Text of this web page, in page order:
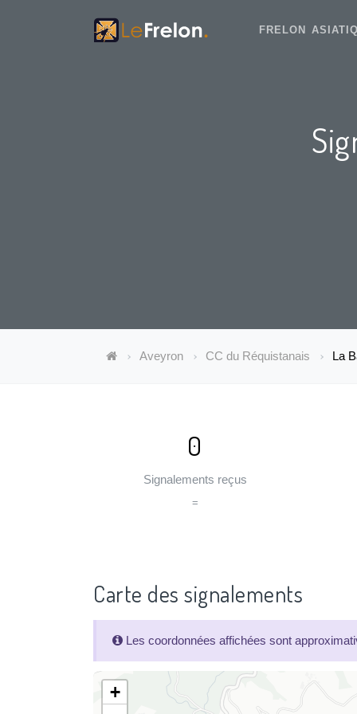
FRELON
Aveyron CC du Réquistanais La
0
Signalements reçus
=
Carte des signalements
Les coordonnées affichées sont
+